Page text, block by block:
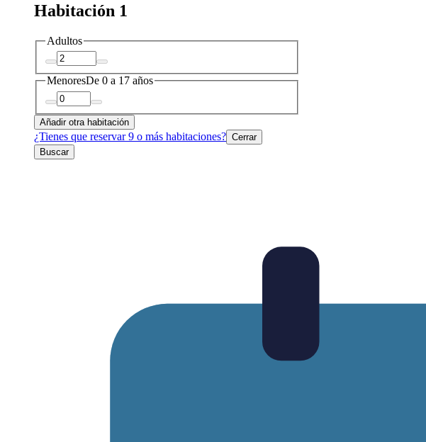
Habitación 1
Adultos
MenoresDe 0 a 17 años
Añadir otra habitación
¿Tienes que reservar 9 o más habitaciones? Cerrar
Buscar